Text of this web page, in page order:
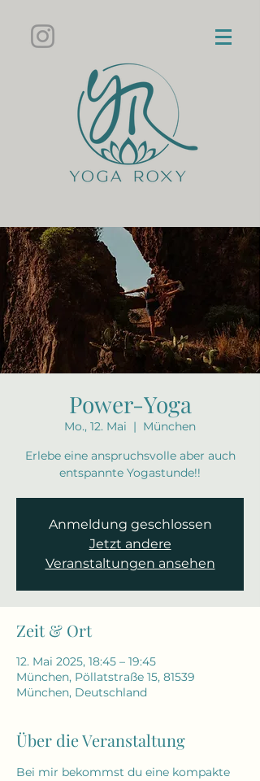
Power-Yoga
Mo., 12. Mai
  |
München
Erlebe eine anspruchsvolle aber auch
entspannte Yogastunde!!
Anmeldung geschlossen
Jetzt andere
Veranstaltungen ansehen
Zeit & Ort
12. Mai 2025, 18:45 – 19:45
München, Pöllatstraße 15, 81539
München, Deutschland
Über die Veranstaltung
Bei mir bekommst du eine kompakte